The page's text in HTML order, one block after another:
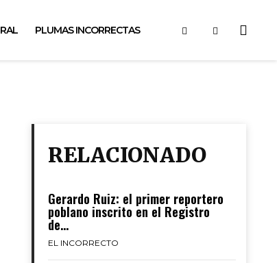
PLUMAS INCORRECTAS
RELACIONADO
Gerardo Ruiz: el primer reportero
poblano inscrito en el Registro
de...
EL INCORRECTO